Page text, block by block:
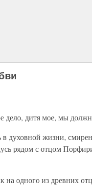
дело, дитя мое, мы
в духовной жизни,
рядом с отцом
на одного из древних